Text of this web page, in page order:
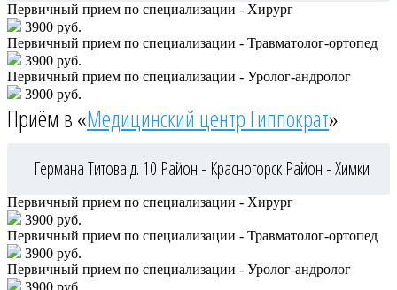
Первичный прием по специализации - Хирург
3900 руб.
Первичный прием по специализации - Травматолог-ортопед
3900 руб.
Первичный прием по специализации - Уролог-андролог
3900 руб.
Приём в «Медицинский центр Гиппократ»
Германа Титова д. 10 Район - Красногорск Район - Химки
Первичный прием по специализации - Хирург
3900 руб.
Первичный прием по специализации - Травматолог-ортопед
3900 руб.
Первичный прием по специализации - Уролог-андролог
3900 руб.